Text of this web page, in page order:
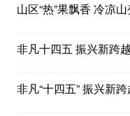
山区“热”果飘香 冷凉山
非凡十四五 振兴新跨
非凡“十四五” 振兴新